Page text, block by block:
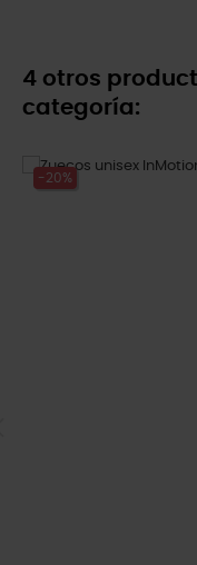
4 otros
categoría:
-20%